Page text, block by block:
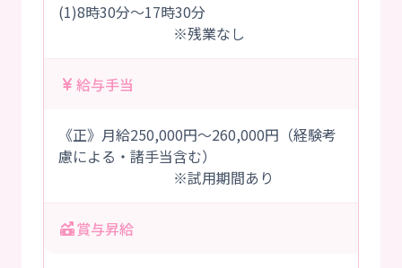
(1)8時30分～17時30分
※残業なし
給与手当
《正》月給250,000円～260,000円（経験考
慮による・諸手当含む）
※試用期間あり
賞与昇給